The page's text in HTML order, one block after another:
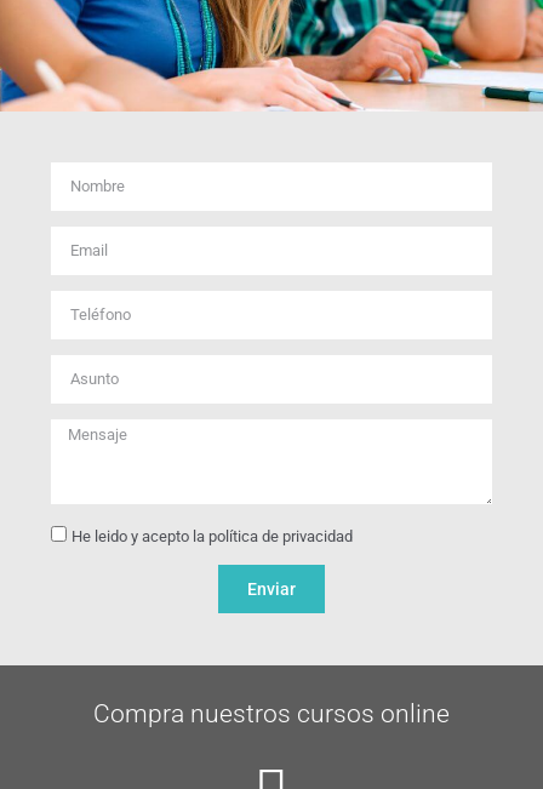
He leido y acepto la política de privacidad
Enviar
Compra nuestros cursos online